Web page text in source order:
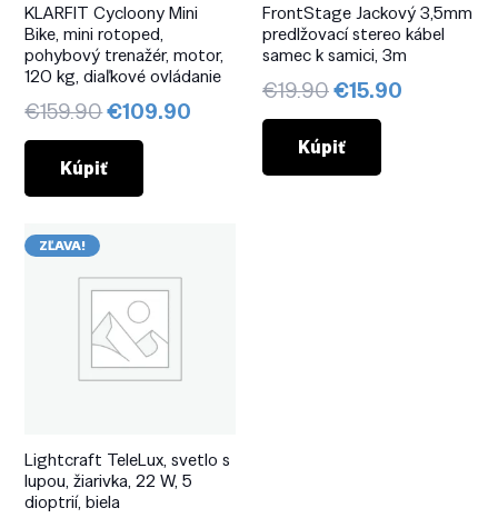
KLARFIT Cycloony Mini
Bike, mini rotoped,
pohybový trenažér, motor,
120 kg, diaľkové ovládanie
€159.90Pôvodná
cena
bola:
€159.90.
€109.90
Kúpiť
FrontStage Jackový 3,5mm
predlžovací stereo kábel
samec k samici, 3m
€19.90Pôvodná
cena
bola:
€19.90.
€15.90
Kúpiť
ZĽAVA!
Lightcraft TeleLux, svetlo s
lupou, žiarivka, 22 W, 5
dioptrií, biela